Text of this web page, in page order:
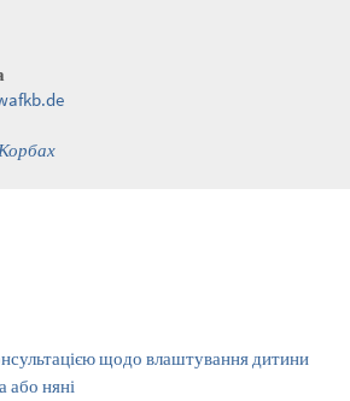
щодо влаштування дитини
або няні